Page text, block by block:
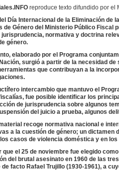
reproduce texto difundido por el
Día Internacional de la Eliminación de
de Género del Ministerio Público Fiscal
jurisprudencia, normativa y doctrina
género.
elaborado por el Programa
surgió a partir de la necesidad
que contribuyan a la
intercambio que mantuvo el
fue posible identificar los
de jurisprudencia sobre algunos
del juicio a prueba, algunos
recoge normativa nacional e
a la cuestión de género; un
casos de violencia doméstica y en
que el 25 de noviembre fue elegido
del brutal asesinato en 1960 de las
facto Rafael Trujillo (1930-1961), a